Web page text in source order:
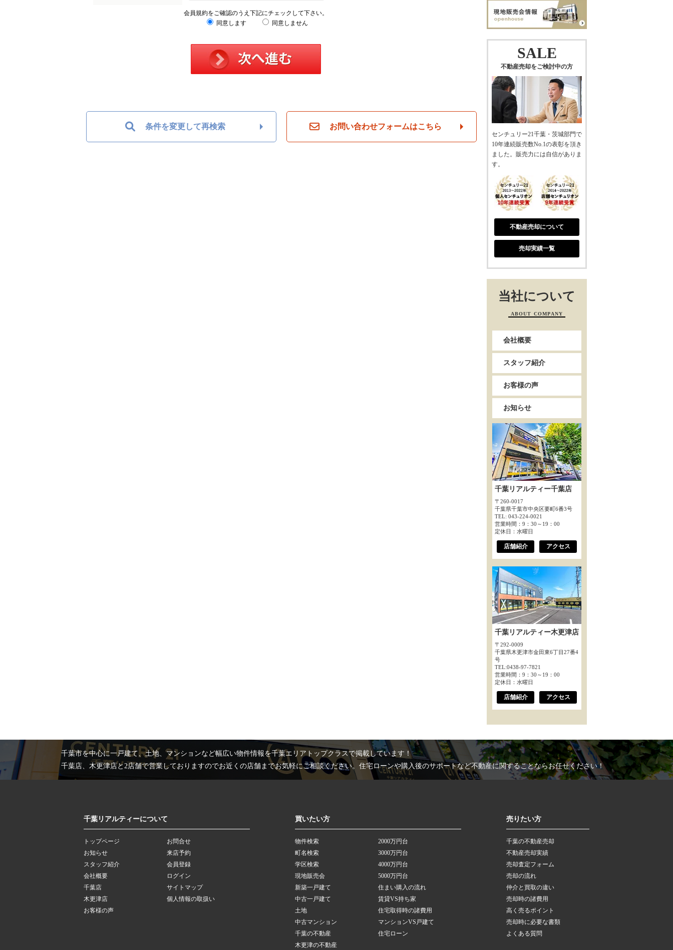
会員規約をご確認のうえ下記にチェックして下さい。
同意します
同意しません
条件を変更して再検索 お問い合わせフォームはこちら
SALE
不動産売却をご検討中の方
センチュリー21千葉・茨城部門で
10年連続販売数No.1の表彰を頂き
ました。販売力には自信がありま
す。
不動産売却について
売却実績一覧
当社について
ABOUT COMPANY
会社概要
スタッフ紹介
お客様の声
お知らせ
千葉リアルティー千葉店
〒260-0017
千葉県千葉市中央区要町6番3号
TEL: 043-224-0021
営業時間：9：30～19：00
定休日：水曜日
店舗紹介 アクセス
千葉リアルティー木更津店
〒292-0009
千葉県木更津市金田東6丁目27番4
号
TEL:0438-97-7821
営業時間：9：30～19：00
定休日：水曜日
店舗紹介 アクセス
千葉市を中心に一戸建て、土地、マンションなど幅広い物件情報を千葉エリアトップクラスで掲載しています！
千葉店、木更津店と2店舗で営業しておりますのでお近くの店舗までお気軽にご相談ください。住宅ローンや購入後のサポートなど不動産に関することならお任せください！
千葉リアルティーについて
トップページ
お知らせ
スタッフ紹介
会社概要
千葉店
木更津店
お客様の声
お問合せ
来店予約
会員登録
ログイン
サイトマップ
個人情報の取扱い
買いたい方
物件検索
町名検索
学区検索
現地販売会
新築一戸建て
中古一戸建て
土地
中古マンション
千葉の不動産
木更津の不動産
2000万円台
3000万円台
4000万円台
5000万円台
住まい購入の流れ
賃貸VS持ち家
住宅取得時の諸費用
マンションVS戸建て
住宅ローン
売りたい方
千葉の不動産売却
不動産売却実績
売却査定フォーム
売却の流れ
仲介と買取の違い
売却時の諸費用
高く売るポイント
売却時に必要な書類
よくある質問